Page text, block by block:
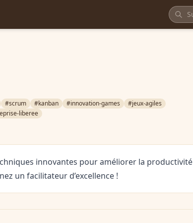
#scrum #kanban #innovation-games
#jeux-agiles
liberee
innovantes pour améliorer la productivité
un facilitateur d’excellence !